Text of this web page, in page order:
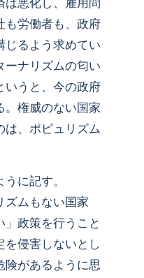
は悪化し、雇用問
も労働者も、政府
じるよう求めてい
ーナリズムの匂い
いうと、今の政府
。権威のない国家
は、ポピュリズム
に記す。
ズムもない国家
」政策を行うこと
を侵害しないとし
険があるように思